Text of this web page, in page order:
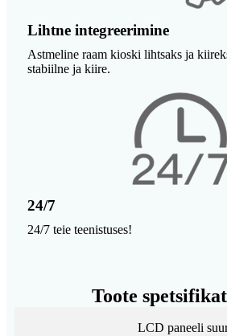
Lihtne integreerimine
Astmeline raam kioski lihtsaks ja
stabiilne ja kiire.
24/7
24/7 teie teenistuses!
Toote
LCD paneeli